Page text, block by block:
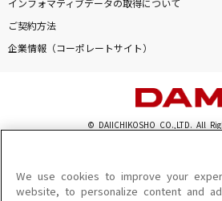
インフォマティブデータの取得について
ご契約方法
企業情報（コーポレートサイト）
© DAIICHIKOSHO CO.,LTD. All
このサイトに掲載されている一切の文章・画像・写
を問わず、著作権法の定める範囲を超えて無断で複
を禁じます。
We use cookies to improve your
website, to personalize content and